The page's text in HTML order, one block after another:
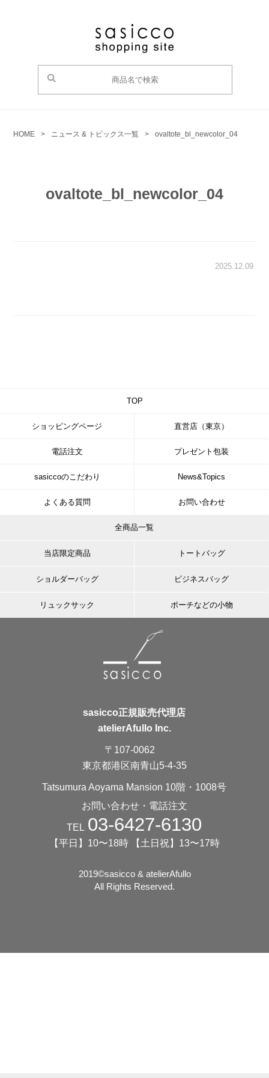
HOME > ニュース & トピックス一覧 > ovaltote_bl_newcolor_04
ovaltote_bl_newcolor_04
2025.12.09
TOP
ショッピングページ 直営店（東京）
電話注文 プレゼント包装
sasiccoのこだわり News&Topics
よくある質問 お問い合わせ
全商品一覧
当店限定商品 トートバッグ
ショルダーバッグ ビジネスバッグ
リュックサック ポーチなどの小物
sasicco正規販売代理店
atelierAfullo Inc.
〒107-0062
東京都港区南青山5-4-35
Tatsumura Aoyama Mansion 10階・1008号
お問い合わせ・電話注文
TEL 03-6427-6130
【平日】10〜18時 【土日祝】13〜17時
2019©️sasicco & atelierAfullo
All Rights Reserved.